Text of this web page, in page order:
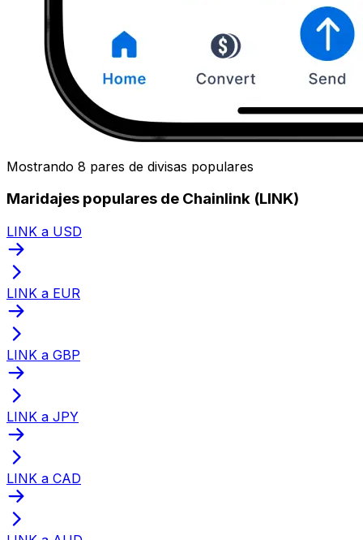
Mostrando 8 pares de divisas populares
Maridajes populares de Chainlink (LINK)
LINK a USD
LINK a EUR
LINK a GBP
LINK a JPY
LINK a CAD